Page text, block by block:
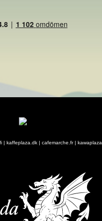
| kaffeplaza.dk | cafemarche.fr|